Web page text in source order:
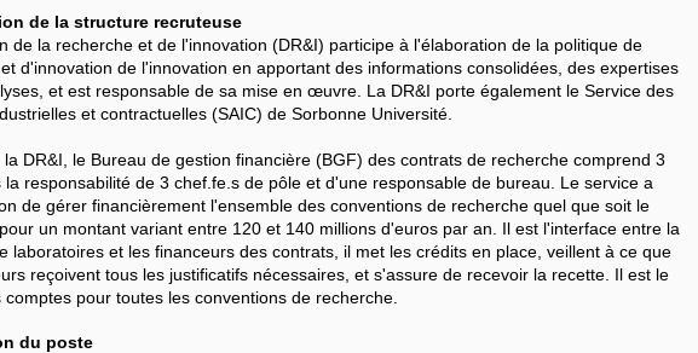
de la structure recruteuse
de la recherche et de l'innovation (DR&I) participe à l'élaboration de la politique de
d'innovation de l'innovation en apportant des informations consolidées, des expertises
et est responsable de sa mise en œuvre. La DR&I porte également le Service des
et contractuelles (SAIC) de Sorbonne Université.
la DR&I, le Bureau de gestion financière (BGF) des contrats de recherche comprend 3
la responsabilité de 3 chef.fe.s de pôle et d'une responsable de bureau. Le service a
de gérer financièrement l'ensemble des conventions de recherche quel que soit le
un montant variant entre 120 et 140 millions d'euros par an. Il est l'interface entre la
laboratoires et les financeurs des contrats, il met les crédits en place, veillent à ce que
reçoivent tous les justificatifs nécessaires, et s'assure de recevoir la recette. Il est le
comptes pour toutes les conventions de recherche.
du poste